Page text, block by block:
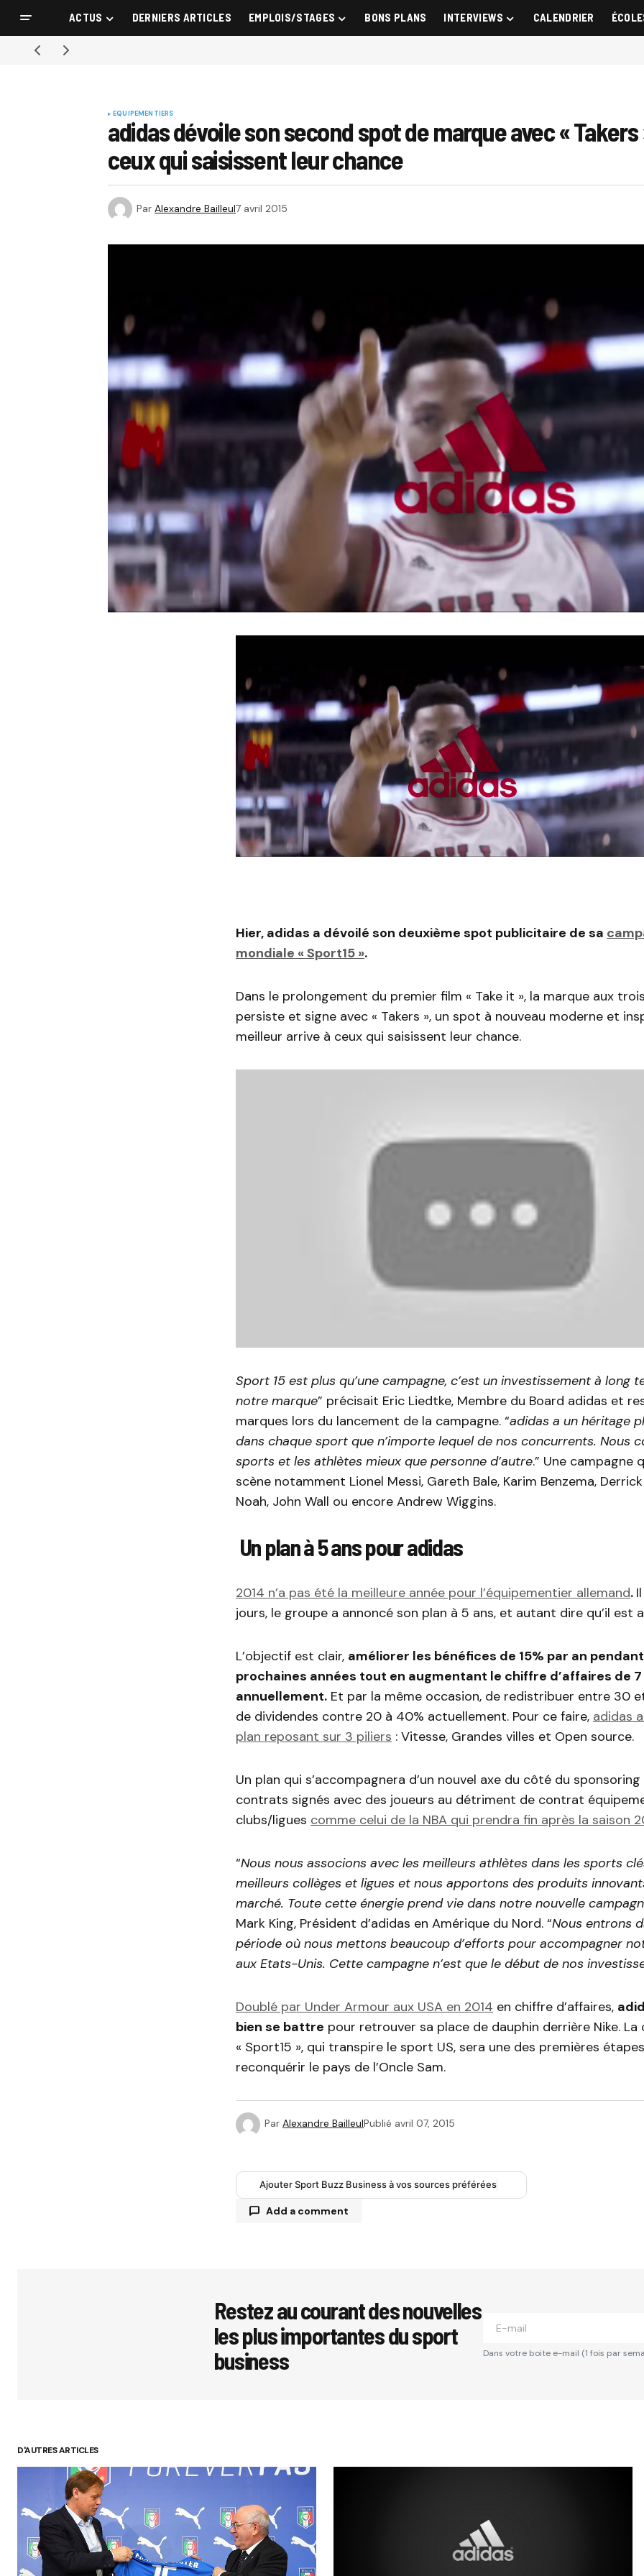
ACTUS DERNIERS ARTICLES EMPLOIS/STAGES BONS PLANS INTERVIEWS CALENDRIER
EQUIPEMENTIERS
adidas dévoile son second spot de marque avec «
ceux qui saisissent leur chance
Par Alexandre Bailleul7 avril 2015
Hier, adidas a dévoilé son deuxième spot publicitaire de sa
mondiale « Sport15 ».
Dans le prolongement du premier film « Take it », la marque aux
persiste et signe avec « Takers », un spot à nouveau moderne et
meilleur arrive à ceux qui saisissent leur chance.
Sport 15 est plus qu’une campagne, c’est un investissement à long
notre marque” précisait Eric Liedtke, Membre du Board adidas et
marques lors du lancement de la campagne. “adidas a un héritage
dans chaque sport que n’importe lequel de nos concurrents. Nous
sports et les athlètes mieux que personne d’autre.” Une campagne
scène notamment Lionel Messi, Gareth Bale, Karim Benzema,
Noah, John Wall ou encore Andrew Wiggins.
Un plan à 5 ans pour adidas
2014 n’a pas été la meilleure année pour l’équipementier allemand.
jours, le groupe a annoncé son plan à 5 ans, et autant dire qu’il est
L’objectif est clair, améliorer les bénéfices de 15% par an
prochaines années tout en augmentant le chiffre d’affaires de 7
annuellement. Et par la même occasion, de redistribuer entre 30
de dividendes contre 20 à 40% actuellement. Pour ce faire, adidas
plan reposant sur 3 piliers : Vitesse, Grandes villes et Open source.
Un plan qui s’accompagnera d’un nouvel axe du côté du
contrats signés avec des joueurs au détriment de contrat
clubs/ligues comme celui de la NBA qui prendra fin après la saison
“Nous nous associons avec les meilleurs athlètes dans les sports
meilleurs collèges et ligues et nous apportons des produits
marché. Toute cette énergie prend vie dans notre nouvelle
Mark King, Président d’adidas en Amérique du Nord. “Nous entrons
période où nous mettons beaucoup d’efforts pour accompagner
aux Etats-Unis. Cette campagne n’est que le début de nos
Doublé par Under Armour aux USA en 2014 en chiffre d’affaires,
bien se battre pour retrouver sa place de dauphin derrière Nike. La
« Sport15 », qui transpire le sport US, sera une des premières
reconquérir le pays de l’Oncle Sam.
Par Alexandre BailleulPublié avril 07, 2015
Ajouter Sport Buzz Business à vos sources préférées
Add a comment
Comment*
Submit Comment
Restez au courant des nouvelles
les plus importantes du sport
business
Dans votre boite e-mail (1 fois par
D'AUTRES ARTICLES